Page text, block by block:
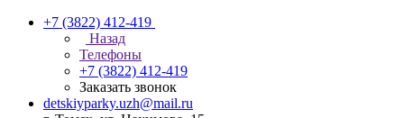
+7 (3822) 412-419
Назад
Телефоны
+7 (3822) 412-419
Заказать звонок
detskiyparky.uzh@mail.ru